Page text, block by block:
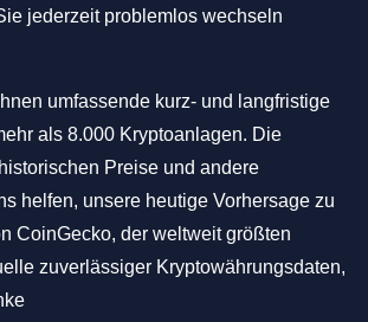
jederzeit problemlos wechseln
umfassende kurz- und langfristige
als 8.000 Kryptoanlagen. Die
Preise und andere
helfen, unsere heutige Vorhersage zu
CoinGecko, der weltweit größten
zuverlässiger Kryptowährungsdaten,